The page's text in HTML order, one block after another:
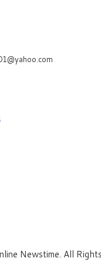
Newstime. All Rights